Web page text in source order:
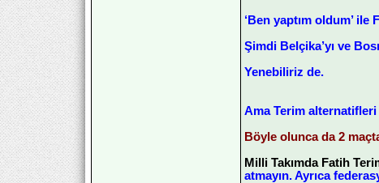
‘Ben yaptım oldum’
Şimdi Belçika’yı ve
Yenebiliriz de.
Ama Terim alternatifleri
Böyle olunca da 2
Milli Takımda Fatih
atmayın. Ayrıca